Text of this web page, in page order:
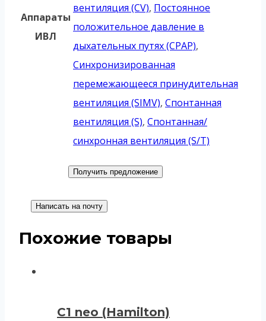
Аппараты
ИВЛ
вентиляция (CV), Постоянное
положительное давление в
дыхательных путях (CPAP),
Синхронизированная
перемежающееся принудительная
вентиляция (SIMV), Спонтанная
вентиляция (S), Спонтанная/
синхронная вентиляция (S/T)
Получить предложение
Написать на почту
Похожие товары
С1 neo (Hamilton)